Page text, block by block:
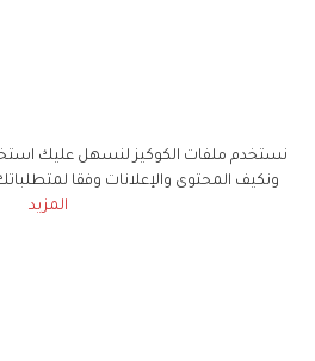
نستخدم ملفات الكوكيز لنسهل عليك
ونكيف المحتوى والإعلانات وفقا
المزيد